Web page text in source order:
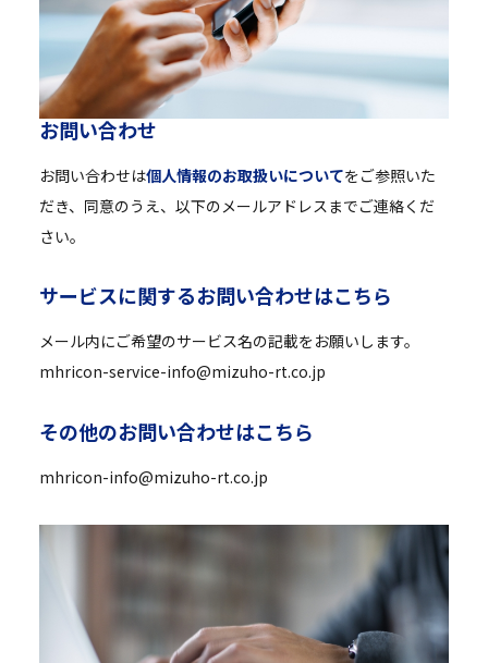
お問い合わせ
お問い合わせは個人情報のお取扱いについてをご参照いた
だき、同意のうえ、以下のメールアドレスまでご連絡くだ
さい。
サービスに関するお問い合わせはこちら
メール内にご希望のサービス名の記載をお願いします。
mhricon-service-info@mizuho-rt.co.jp
その他のお問い合わせはこちら
mhricon-info@mizuho-rt.co.jp